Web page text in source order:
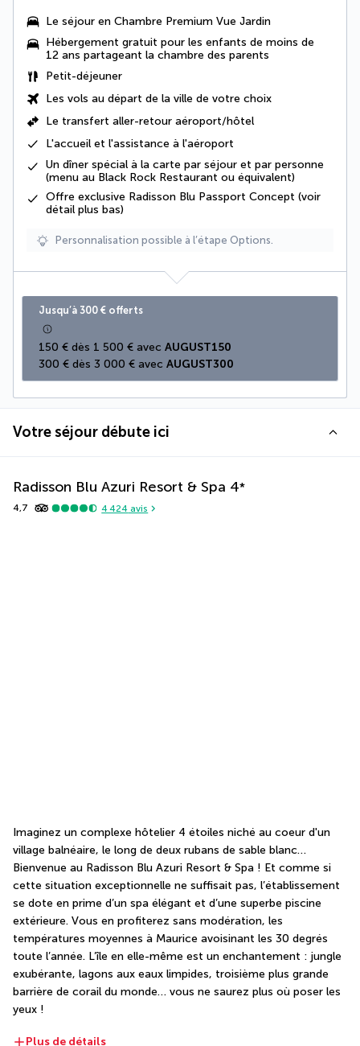
Le séjour en Chambre Premium Vue Jardin
Hébergement gratuit pour les enfants de moins de
12 ans partageant la chambre des parents
Petit-déjeuner
Les vols au départ de la ville de votre choix
Le transfert aller-retour aéroport/hôtel
L'accueil et l'assistance à l'aéroport
Un dîner spécial à la carte par séjour et par personne
(menu au Black Rock Restaurant ou équivalent)
Offre exclusive Radisson Blu Passport Concept (voir
détail plus bas)
Personnalisation possible à l’étape Options.
Jusqu’à 300 € offerts
150 € dès 1 500 € avec AUGUST150
300 € dès 3 000 € avec AUGUST300
Votre séjour débute ici
Radisson Blu Azuri Resort & Spa 4*
4,7 4 424 avis
Imaginez un complexe hôtelier 4 étoiles niché au coeur d'un
village balnéaire, le long de deux rubans de sable blanc…
Bienvenue au Radisson Blu Azuri Resort & Spa ! Et comme si
cette situation exceptionnelle ne suffisait pas, l’établissement
se dote en prime d’un spa élégant et d’une superbe piscine
extérieure. Vous en profiterez sans modération, les
températures moyennes à Maurice avoisinant les 30 degrés
toute l’année. L’île en elle-même est un enchantement : jungle
exubérante, lagons aux eaux limpides, troisième plus grande
barrière de corail du monde… vous ne saurez plus où poser les
yeux !
Plus de détails